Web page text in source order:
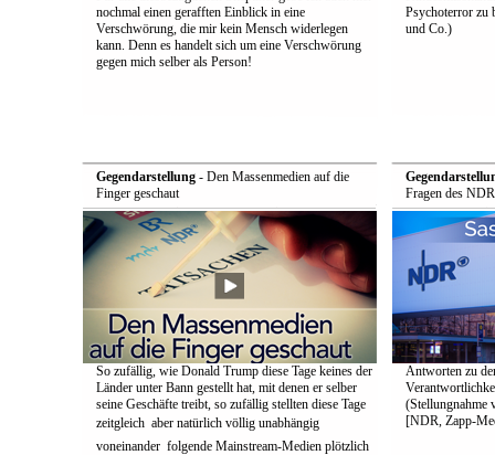
nochmal einen gerafften Einblick in eine
Verschwörung, die mir kein Mensch widerlegen
kann. Denn es handelt sich um eine Verschwörung
gegen mich selber als Person!
Psychoterror zu
und Co.)
Gegendarstellung- Den Massenmedien auf die
Finger geschaut
So zufällig, wie Donald Trump diese Tage keines der
Länder unter Bann gestellt hat, mit denen er selber
seine Geschäfte treibt, so zufällig stellten diese Tage
zeitgleich  aber natürlich völlig unabhängig
voneinander  folgende Mainstream-Medien plötzlich
Fragen des
Antworten zu
(Stellungnahme
[NDR, Zapp-